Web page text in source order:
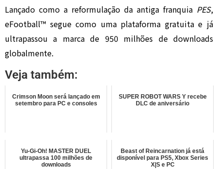
Lançado como a reformulação da antiga franquia PES,
eFootball™ segue como uma plataforma gratuita e já
ultrapassou a marca de 950 milhões de downloads
globalmente.
Veja também:
Crimson Moon será lançado em
setembro para PC e consoles
SUPER ROBOT WARS Y recebe
DLC de aniversário
Yu-Gi-Oh! MASTER DUEL
ultrapassa 100 milhões de
downloads
Beast of Reincarnation já está
disponível para PS5, Xbox Series
X|S e PC